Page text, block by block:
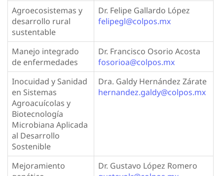
Agroecosistemas y
desarrollo rural
sustentable
Dr. Felipe Gallardo López
felipegl@colpos.mx
Manejo integrado
de enfermedades
Dr. Francisco Osorio Acosta
fosorioa@colpos.mx
Inocuidad y Sanidad
en Sistemas
Agroacuícolas y
Biotecnología
Microbiana Aplicada
al Desarrollo
Sostenible
Dra. Galdy Hernández Zárate
hernandez.galdy@colpos.mx
Mejoramiento
Dr. Gustavo López Romero